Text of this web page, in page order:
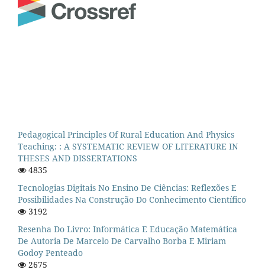
Pedagogical Principles Of Rural Education And Physics
Teaching: : A SYSTEMATIC REVIEW OF LITERATURE IN
THESES AND DISSERTATIONS
4835
Tecnologias Digitais No Ensino De Ciências: Reflexões E
Possibilidades Na Construção Do Conhecimento Científico
3192
Resenha Do Livro: Informática E Educação Matemática
De Autoria De Marcelo De Carvalho Borba E Miriam
Godoy Penteado
2675